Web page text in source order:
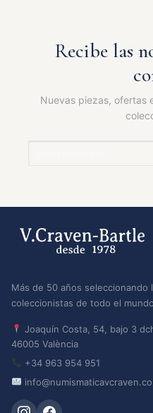
Recibe las
Nuevas piezas, ofertas
Más de 50 años seleccionando
coleccionistas de todo el
Joaquín Costa, 54, bajo 3
46005 València
+34 963 954 951